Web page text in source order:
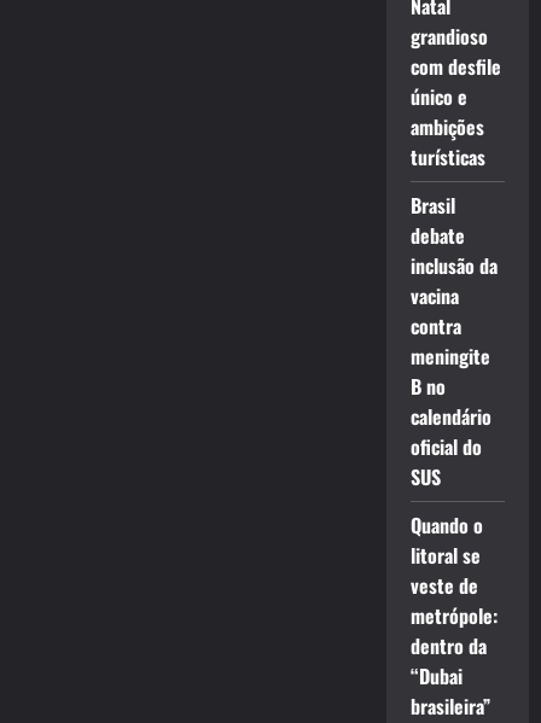
Natal
grandioso
com desfile
único e
ambições
turísticas
Brasil
debate
inclusão da
vacina
contra
meningite
B no
calendário
oficial do
SUS
Quando o
litoral se
veste de
metrópole:
dentro da
“Dubai
brasileira”